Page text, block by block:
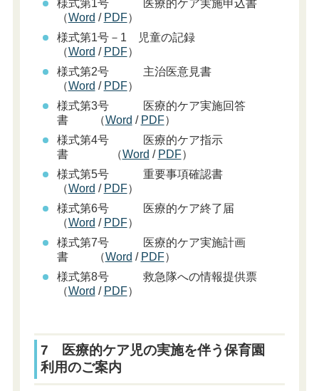
様式第1号 医療的ケア実施申込書
（Word / PDF）
様式第1号－1 児童の記録
（Word / PDF）
様式第2号 主治医意見書
（Word / PDF）
様式第3号 医療的ケア実施回答
書 （Word / PDF）
様式第4号 医療的ケア指示
書 （Word / PDF）
様式第5号 重要事項確認書
（Word / PDF）
様式第6号 医療的ケア終了届
（Word / PDF）
様式第7号 医療的ケア実施計画
書 （Word / PDF）
様式第8号 救急隊への情報提供票
（Word / PDF）
7 医療的ケア児の実施を伴う保育園
利用のご案内